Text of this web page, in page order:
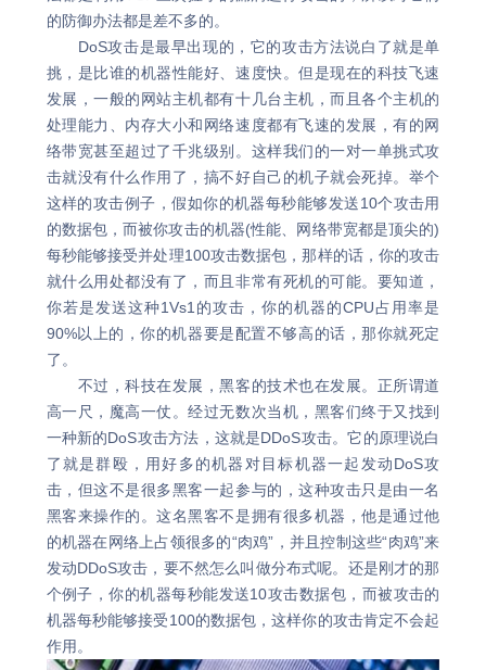
的防御办法都是差不多的。
DoS攻击是最早出现的，它的攻击方法说白了就是单
挑，是比谁的机器性能好、速度快。但是现在的科技飞速
发展，一般的网站主机都有十几台主机，而且各个主机的
处理能力、内存大小和网络速度都有飞速的发展，有的网
络带宽甚至超过了千兆级别。这样我们的一对一单挑式攻
击就没有什么作用了，搞不好自己的机子就会死掉。举个
这样的攻击例子，假如你的机器每秒能够发送10个攻击用
的数据包，而被你攻击的机器(性能、网络带宽都是顶尖的)
每秒能够接受并处理100攻击数据包，那样的话，你的攻击
就什么用处都没有了，而且非常有死机的可能。要知道，
你若是发送这种1Vs1的攻击，你的机器的CPU占用率是
90%以上的，你的机器要是配置不够高的话，那你就死定
了。
不过，科技在发展，黑客的技术也在发展。正所谓道
高一尺，魔高一仗。经过无数次当机，黑客们终于又找到
一种新的DoS攻击方法，这就是DDoS攻击。它的原理说白
了就是群殴，用好多的机器对目标机器一起发动DoS攻
击，但这不是很多黑客一起参与的，这种攻击只是由一名
黑客来操作的。这名黑客不是拥有很多机器，他是通过他
的机器在网络上占领很多的“肉鸡”，并且控制这些“肉鸡”来
发动DDoS攻击，要不然怎么叫做分布式呢。还是刚才的那
个例子，你的机器每秒能发送10攻击数据包，而被攻击的
机器每秒能够接受100的数据包，这样你的攻击肯定不会起
作用。